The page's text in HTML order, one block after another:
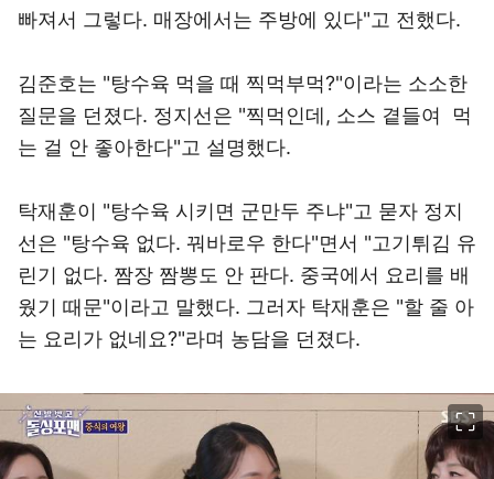
빠져서 그렇다. 매장에서는 주방에 있다"고 전했다.
김준호는 "탕수육 먹을 때 찍먹부먹?"이라는 소소한
질문을 던졌다. 정지선은 "찍먹인데, 소스 곁들여 먹
는 걸 안 좋아한다"고 설명했다.
탁재훈이 "탕수육 시키면 군만두 주냐"고 묻자 정지
선은 "탕수육 없다. 꿔바로우 한다"면서 "고기튀김 유
린기 없다. 짬장 짬뽕도 안 판다. 중국에서 요리를 배
웠기 때문"이라고 말했다. 그러자 탁재훈은 "할 줄 아
는 요리가 없네요?"라며 농담을 던졌다.